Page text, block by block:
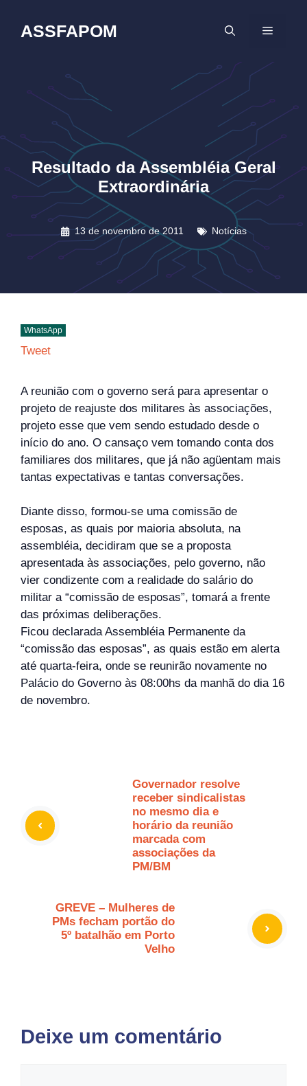
ASSFAPOM MENU
Resultado da Assembléia Geral
Extraordinária
13 de novembro de 2011 Notícias
WhatsApp
Tweet
A reunião com o governo será para apresentar o
projeto de reajuste dos militares às associações,
projeto esse que vem sendo estudado desde o
início do ano. O cansaço vem tomando conta dos
familiares dos militares, que já não agüentam mais
tantas expectativas e tantas conversações.
Diante disso, formou-se uma comissão de
esposas, as quais por maioria absoluta, na
assembléia, decidiram que se a proposta
apresentada às associações, pelo governo, não
vier condizente com a realidade do salário do
militar a “comissão de esposas”, tomará a frente
das próximas deliberações.
Ficou declarada Assembléia Permanente da
“comissão das esposas”, as quais estão em alerta
até quarta-feira, onde se reunirão novamente no
Palácio do Governo às 08:00hs da manhã do dia 16
de novembro.
Governador resolve
receber sindicalistas
no mesmo dia e
horário da reunião
marcada com
associações da
PM/BM
GREVE – Mulheres de
PMs fecham portão do
5º batalhão em Porto
Velho
Deixe um comentário